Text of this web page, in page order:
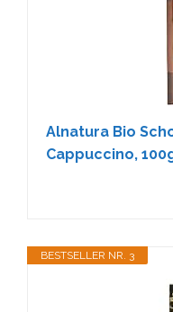
Alnatura Bio
Cappuccino,
BESTSELLER NR. 3